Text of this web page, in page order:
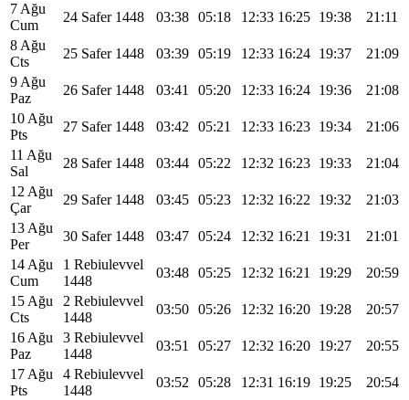
7 Ağu
Cum
24 Safer 1448 03:38 05:18 12:33 16:25 19:38
21:11
8 Ağu
Cts
25 Safer 1448 03:39 05:19 12:33 16:24 19:37
21:09
9 Ağu
Paz
26 Safer 1448 03:41 05:20 12:33 16:24 19:36
21:08
10 Ağu
Pts
27 Safer 1448 03:42 05:21 12:33 16:23 19:34
21:06
11 Ağu
Sal
28 Safer 1448 03:44 05:22 12:32 16:23 19:33
21:04
12 Ağu
Çar
29 Safer 1448 03:45 05:23 12:32 16:22 19:32
21:03
13 Ağu
Per
30 Safer 1448 03:47 05:24 12:32 16:21 19:31
21:01
14 Ağu
Cum
1 Rebiulevvel
1448
03:48 05:25 12:32 16:21 19:29
20:59
15 Ağu
Cts
2 Rebiulevvel
1448
03:50 05:26 12:32 16:20 19:28
20:57
16 Ağu
Paz
3 Rebiulevvel
1448
03:51 05:27 12:32 16:20 19:27
20:55
17 Ağu
Pts
4 Rebiulevvel
1448
03:52 05:28 12:31 16:19 19:25
20:54